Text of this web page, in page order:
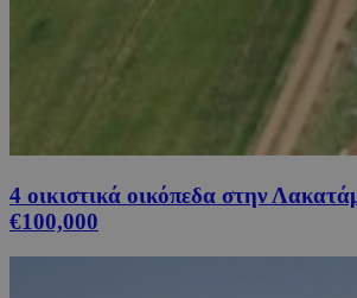
4 οικιστικά οικόπεδα στην
€100,000